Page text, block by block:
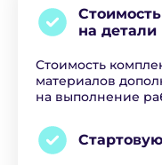
на детали
Стоимость
материалов
на выполнение